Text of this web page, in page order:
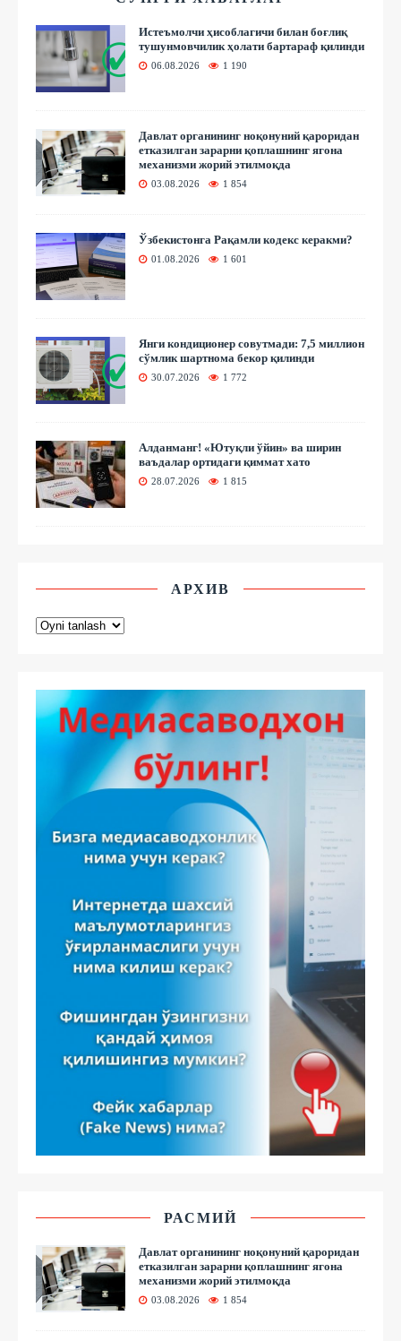
Истеъмолчи ҳисоблагичи билан боғлиқ
тушунмовчилик ҳолати бартараф қилинди
06.08.2026 1 190
Давлат органининг ноқонуний қароридан
етказилган зарарни қоплашнинг ягона
механизми жорий этилмоқда
03.08.2026 1 854
Ўзбекистонга Рақамли кодекс керакми?
01.08.2026 1 601
Янги кондиционер совутмади: 7,5 миллион
сўмлик шартнома бекор қилинди
30.07.2026 1 772
Алданманг! «Ютуқли ўйин» ва ширин
ваъдалар ортидаги қиммат хато
28.07.2026 1 815
АРХИВ
РАСМИЙ
Давлат органининг ноқонуний қароридан
етказилган зарарни қоплашнинг ягона
механизми жорий этилмоқда
03.08.2026 1 854